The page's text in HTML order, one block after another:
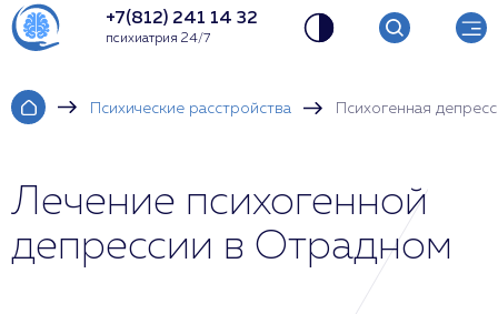
+7(812) 241 14 32
психиатрия 24/7
Психические расстройства Психогенная
Лечение психогенной
депрессии в Отрадном